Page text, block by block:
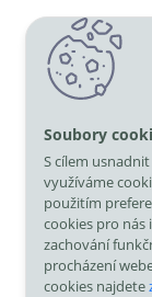
S cílem
využíváme
použitím
cookies pro nás
zachování
procházení
cookies najdete